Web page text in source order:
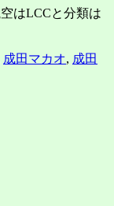
はLCCと分類は
成田マカオ, 成田